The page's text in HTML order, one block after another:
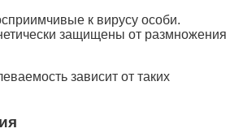
к вирусу особи.
защищены от размножения
зависит от таких